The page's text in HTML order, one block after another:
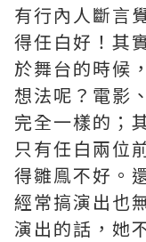
有行內人斷言
得任白好！其
於舞台的時候
想法呢？電影
完全一樣的；
只有任白兩位
得雛鳯不好。
經常搞演出也
演出的話，她